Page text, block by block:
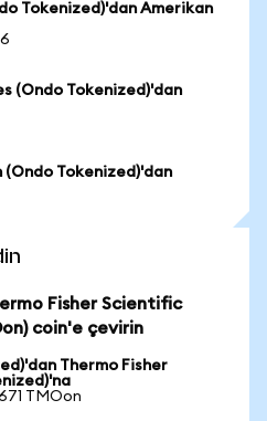
Tokenized)'dan Amerikan
(Ondo Tokenized)'dan
(Ondo Tokenized)'dan
Fisher Scientific
coin'e çevirin
Thermo Fisher
TMOon